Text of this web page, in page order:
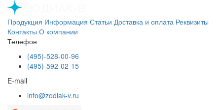
Продукция Информация Статьи Доставка и оплата Реквизиты
Контакты О компании
Телефон
(495)-528-00-96
(495)-592-02-15
E-mail
info@zodiak-v.ru